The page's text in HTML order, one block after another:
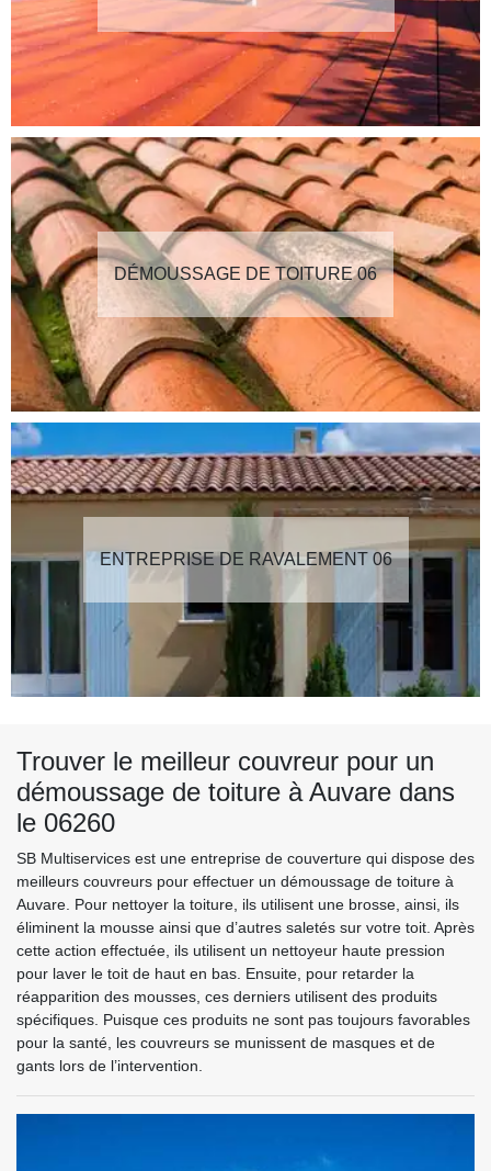
DÉMOUSSAGE DE TOITURE 06
ENTREPRISE DE RAVALEMENT 06
Trouver le meilleur couvreur pour un
démoussage de toiture à Auvare dans
le 06260
SB Multiservices est une entreprise de couverture qui dispose des
meilleurs couvreurs pour effectuer un démoussage de toiture à
Auvare. Pour nettoyer la toiture, ils utilisent une brosse, ainsi, ils
éliminent la mousse ainsi que d’autres saletés sur votre toit. Après
cette action effectuée, ils utilisent un nettoyeur haute pression
pour laver le toit de haut en bas. Ensuite, pour retarder la
réapparition des mousses, ces derniers utilisent des produits
spécifiques. Puisque ces produits ne sont pas toujours favorables
pour la santé, les couvreurs se munissent de masques et de
gants lors de l’intervention.